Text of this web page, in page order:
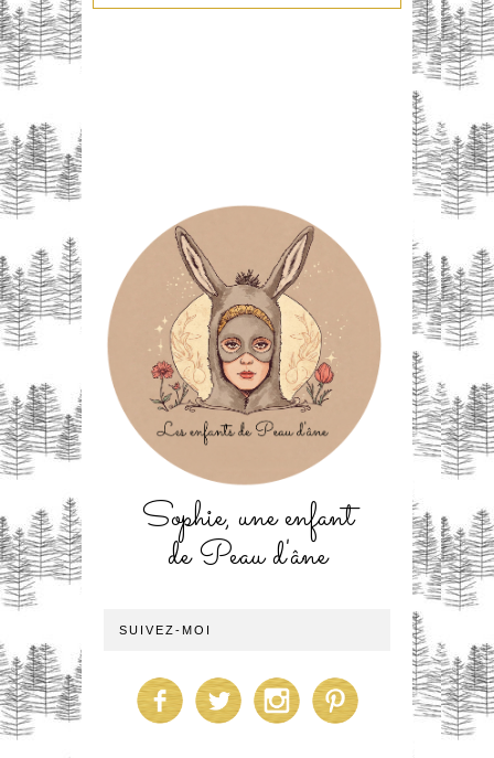
Sophie, une enfant
de Peau d'âne
SUIVEZ-MOI